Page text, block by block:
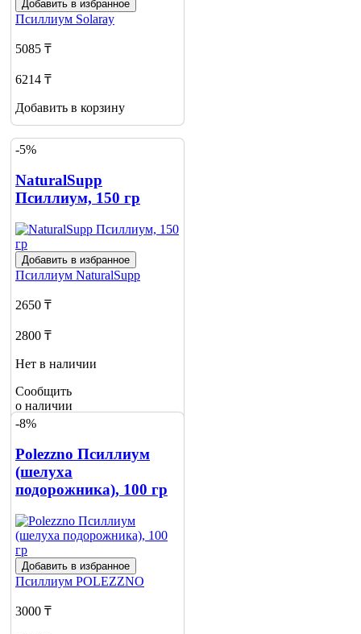
Добавить в избранное
Псиллиум Solaray
5085 ₸
6214 ₸
Добавить в корзину
-5%
NaturalSupp
Псиллиум, 150 гр
Добавить в избранное
Псиллиум NaturalSupp
2650 ₸
2800 ₸
Нет в наличии
Сообщить
о наличии
2
-8%
Polezzno Псиллиум
(шелуха
подорожника), 100 гр
Добавить в избранное
Псиллиум POLEZZNO
3000 ₸